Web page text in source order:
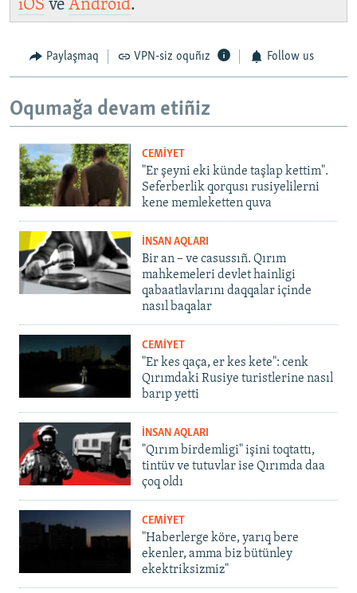
iOS ve Android.
Paylaşmaq VPN-siz oquñız Follow us
Oqumağa devam etiñiz
CEMİYET
"Er şeyni eki künde taşlap kettim".
Seferberlik qorqusı rusiyelilerni
kene memleketten quva
İNSAN AQLARI
Bir an – ve casussıñ. Qırım
mahkemeleri devlet hainligi
qabaatlavlarını daqqalar içinde
nasıl baqalar
CEMİYET
"Er kes qaça, er kes kete": cenk
Qırımdaki Rusiye turistlerine nasıl
barıp yetti
İNSAN AQLARI
"Qırım birdemligi" işini toqtattı,
tintüv ve tutuvlar ise Qırımda daa
çoq oldı
CEMİYET
"Haberlerge köre, yarıq bere
ekenler, amma biz bütünley
ekektriksizmiz"